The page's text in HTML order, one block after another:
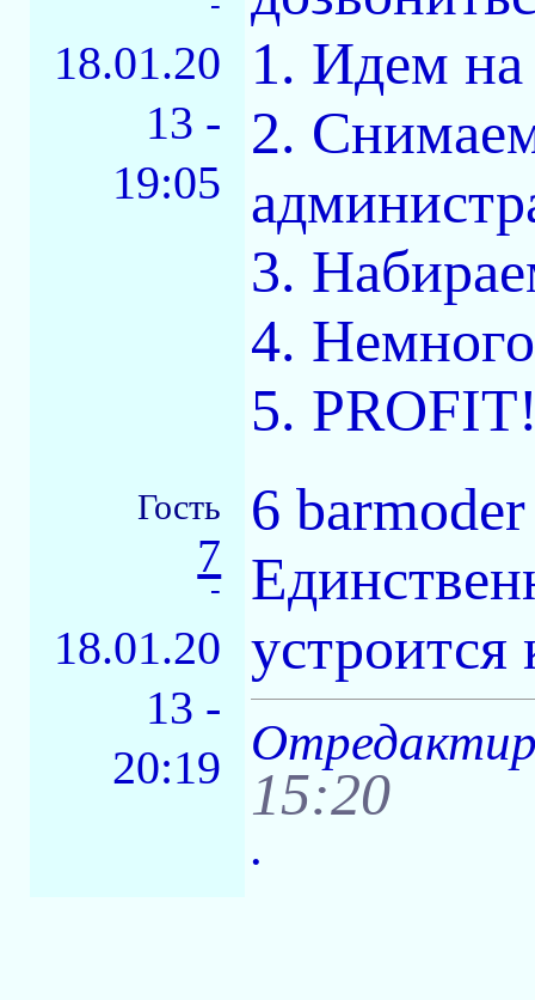
18.01.20
13 -
19:05
1. Идем
2.
3.
4.
5.
Гость
7
-
18.01.20
13 -
20:19
6 barmoder
15:20
.